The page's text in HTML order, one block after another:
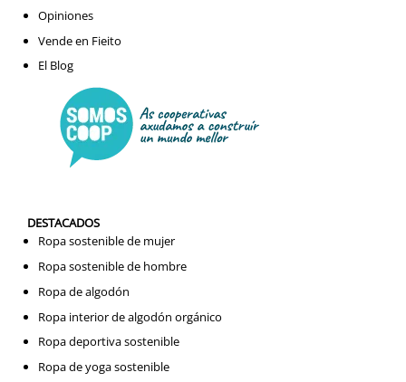
Opiniones
Vende en Fieito
El Blog
DESTACADOS
Ropa sostenible de mujer
Ropa sostenible de hombre
Ropa de algodón
Ropa interior de algodón orgánico
Ropa deportiva sostenible
Ropa de yoga sostenible